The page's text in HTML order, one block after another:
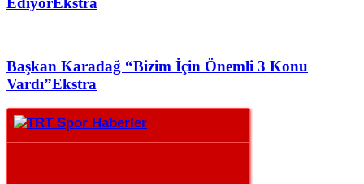
Başkan Karadağ “Bizim İçin Önemli 3 Konu
Vardı”Ekstra